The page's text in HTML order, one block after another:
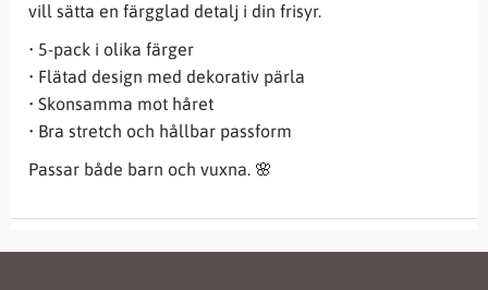
vill sätta en färgglad detalj i din frisyr.
• 5-pack i olika färger
• Flätad design med dekorativ pärla
• Skonsamma mot håret
• Bra stretch och hållbar passform
Passar både barn och vuxna. 🌸